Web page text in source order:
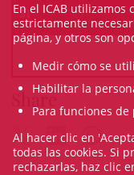
SI
Share
En el ICAB utilizamos
estrictamente
página, y otros son
Medir cómo se
Habilitar la
Para funciones
Al hacer clic en
todas las cookies. Si
rechazarlas, haz clic